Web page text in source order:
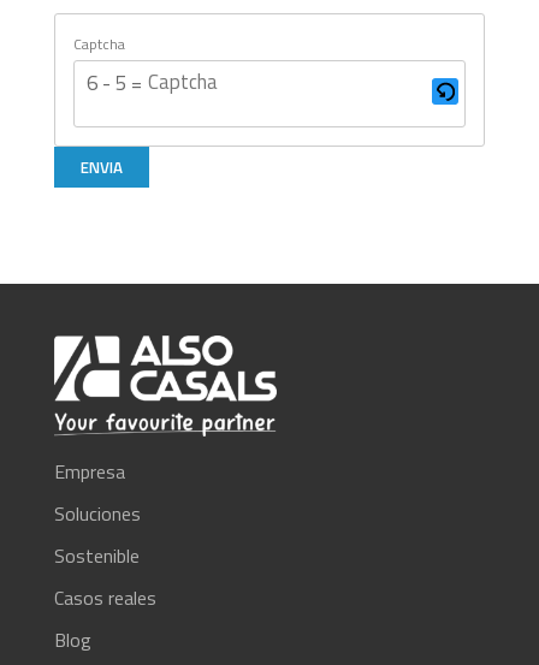
Captcha
6 - 5 = ?
Este
CAPTCHA
eres
humano.
Por
favor,
introduce
solicitados.
Empresa
Soluciones
Sostenible
Casos reales
Blog